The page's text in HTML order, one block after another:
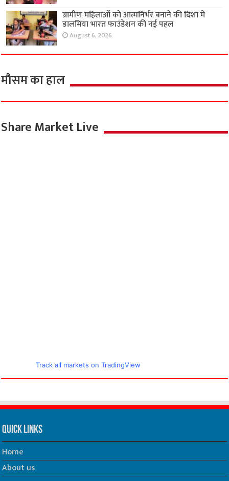
ग्रामीण महिलाओं को आत्मनिर्भर बनाने की दिशा में
डालमिया भारत फाउंडेशन की नई पहल
August 6, 2026
मौसम का हाल
Share Market Live
Track all markets on TradingView
Quick Links
Home
About us